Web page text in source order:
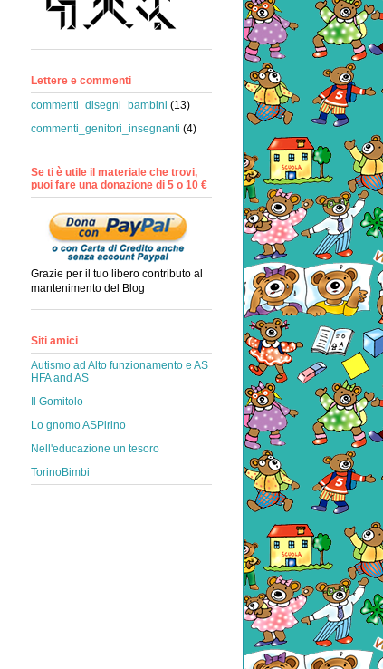
Lettere e commenti
commenti_disegni_bambini (13)
commenti_genitori_insegnanti (4)
Se ti è utile il materiale che trovi,
puoi fare una donazione di 5 o 10 €
Grazie per il tuo libero contributo al
mantenimento del Blog
Siti amici
Autismo ad Alto funzionamento e AS
HFA and AS
Il Gomitolo
Lo gnomo ASPirino
Nell'educazione un tesoro
TorinoBimbi